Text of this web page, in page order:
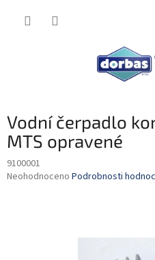
Vodní čerpadlo
MTS opravené
9100001
Průměrné
Neohodnoceno Podrobnosti